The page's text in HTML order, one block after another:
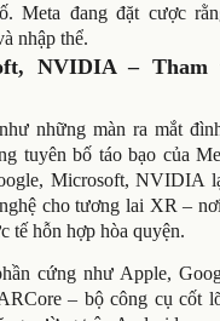
Meta đang đặt cược
nhập thể.
NVIDIA – Tham
những màn ra mắt
tuyên bố táo bạo của
Microsoft, NVIDIA
cho tương lai XR –
tế hỗn hợp hòa quyện.
cứng như Apple,
– bộ công cụ cốt